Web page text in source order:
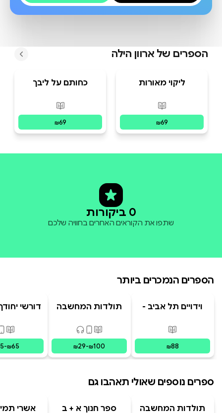
הספרים של ארוון הילה
ליקוי מאורות
פורמטים זמינים
₪69
כחותם על ליבך
פורמטים זמינים
₪69
0 ביקורות
שתפו את הקוראים האחרים בחוויה שלכם
הספרים הנמכרים ביותר
וידויים תל אביב -
פורמטים זמינים
מודפס
₪88
תולדות המחשבה
פורמטים זמינים
מודפס,
₪29-₪100
דורשי
-₪65
ספרים נוספים שאולי תאהבו גם
תולדות המחשבה
ספר חנוך א + ב אשרי